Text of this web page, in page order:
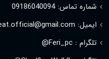
شماره تماس: 09186040094
ایمیل: mrcheat.official@gmail.com
تلگرام : Feri_pc@